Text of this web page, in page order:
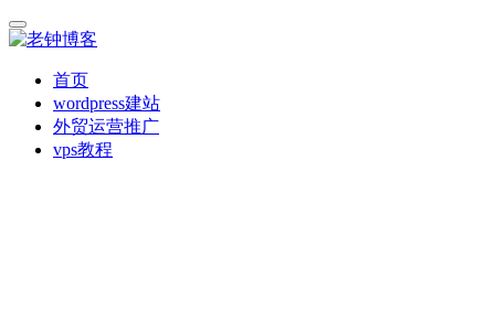
首页
wordpress建站
外贸运营推广
vps教程